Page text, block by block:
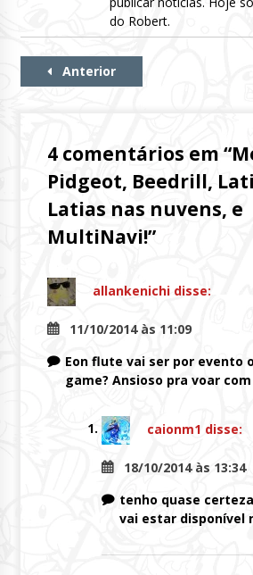
do Robert.
Continue
Anterior
4 comentários em “
Pidgeot, Beedrill,
Latias nas nuvens, e
MultiNavi!”
allankenichi disse:
11/10/2014 às 11:09
Eon flute vai ser por evento
game? Ansioso pra voar
caionm1 disse:
18/10/2014 às 13:34
tenho quase
vai estar disponível